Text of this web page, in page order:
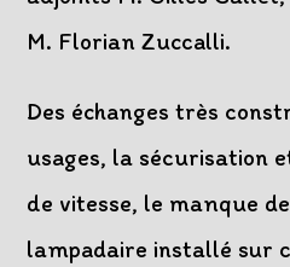
M. Florian Zuccalli.
Des échanges très
usages, la sécurisation
de vitesse, le manque
lampadaire installé sur